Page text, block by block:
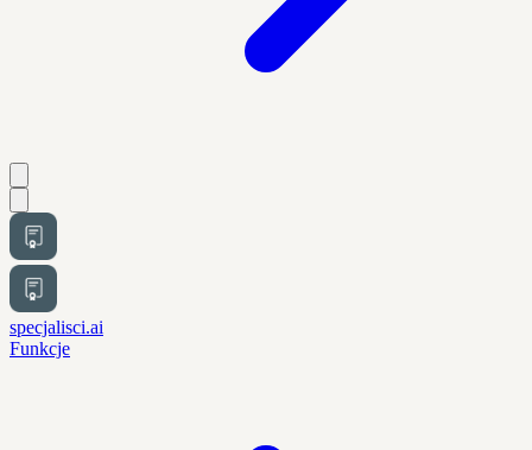
specjalisci.ai
Funkcje